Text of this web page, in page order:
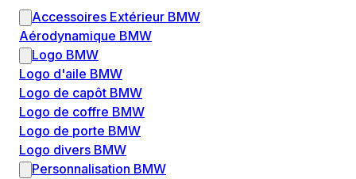
Accessoires Extérieur BMW
Aérodynamique BMW
Logo BMW
Logo d'aile BMW
Logo de capôt BMW
Logo de coffre BMW
Logo de porte BMW
Logo divers BMW
Personnalisation BMW